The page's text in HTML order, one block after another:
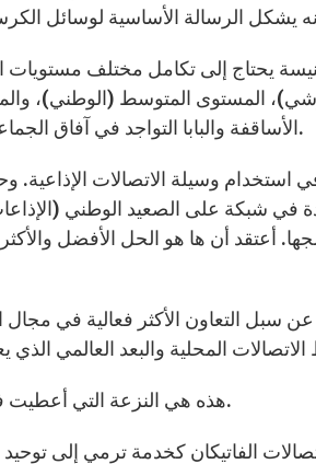
يحتاج إلى تكامل مختلف
المستوى المتوسط (الوطني)،
الأساقفة والبابا التواجد في آفاق الجماعة الكاثوليكية وكل مؤمن عضو في الكنيسة.
استخدام وسيلة الاتصالات الإذاعية.
في شبكة على الصعيد الوطني
أعتقد أن ها هو الحل الأفضل
عن سبل التعاون الأكثر فعالية في
هذه هي النزعة التي أعطيت في العديد من البلدان وأعتبرها نزعة طبيعية.
الفاتيكان كخدمة ترمي إلى توحيد